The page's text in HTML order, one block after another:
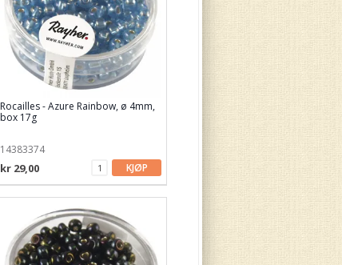
Rocailles - Azure Rainbow, ø 4mm,
box 17g
14383374
kr 29,00 KJØP